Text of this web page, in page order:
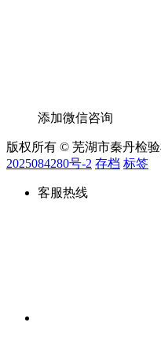
添加微信咨询
版权所有 © 芜湖市秦丹检
2025084280号-2 存档 标签
客服热线